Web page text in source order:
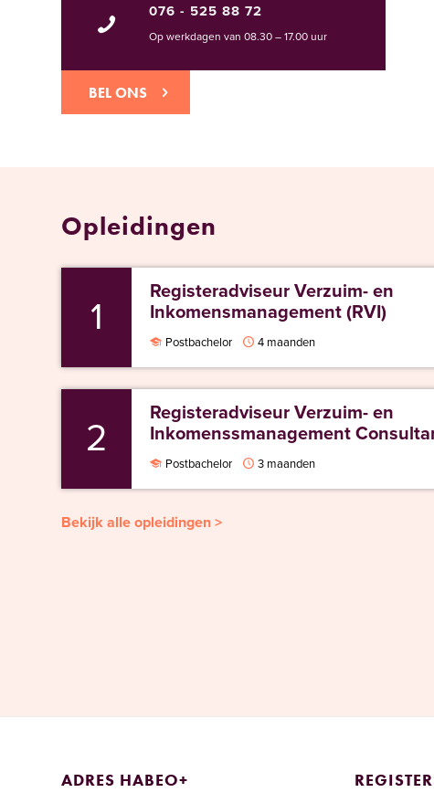
076 - 525 88 72
Op werkdagen van 08.30 – 17.00 uur
BEL ONS
Opleidingen
1
Registeradviseur Verzuim- en
Inkomensmanagement (RVI)
Postbachelor 4 maanden
2
Registeradviseur Verzuim- en
Inkomenssmanagement
Postbachelor 3 maanden
Bekijk alle opleidingen >
ADRES HABEO+